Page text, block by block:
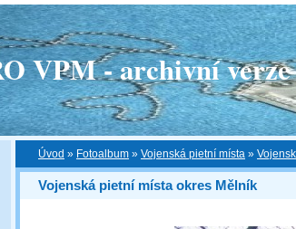
VPM - archivní verze
Úvod » Fotoalbum » Vojenská pietní místa »
Vojenská pietní místa okres Mělník